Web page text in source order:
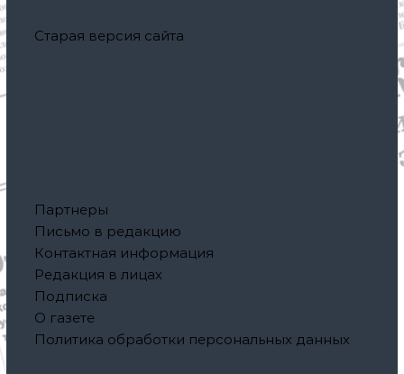
Старая версия сайта
Партнеры
Письмо в редакцию
Контактная информация
Редакция в лицах
Подписка
О газете
Политика обработки персональных данных